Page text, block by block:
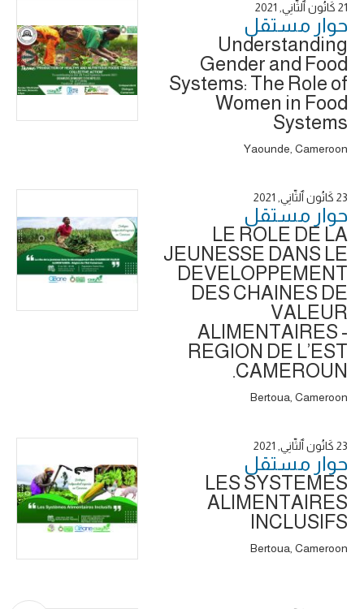
21 كَانُون ٱلثَّانِي, 2021
حوار ‎مستقل
Understanding
Gender and Food
Systems: The Role of
Women in Food
Systems
Yaounde, Cameroon
23 كَانُون ٱلثَّانِي, 2021
حوار ‎مستقل
LE ROLE DE LA
JEUNESSE DANS LE
DEVELOPPEMENT
DES CHAINES DE
VALEUR
ALIMENTAIRES -
REGION DE L’EST
CAMEROUN.
Bertoua, Cameroon
23 كَانُون ٱلثَّانِي, 2021
حوار ‎مستقل
LES SYSTEMES
ALIMENTAIRES
INCLUSIFS
Bertoua, Cameroon